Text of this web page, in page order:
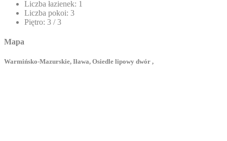
Liczba łazienek: 1
Liczba pokoi: 3
Piętro: 3 / 3
Mapa
Warmińsko-Mazurskie, Iława, Osiedle lipowy dwór ,